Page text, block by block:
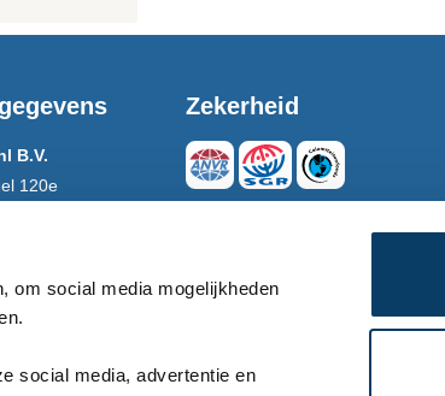
om social media mogelijkheden
social media, advertentie en
B.V.
120e
vrij 8.30 - 17.00
412199
Zekerheid